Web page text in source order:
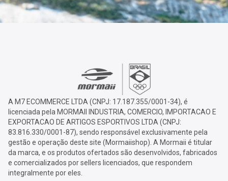
A M7 ECOMMERCE LTDA (CNPJ: 17.187.355/0001-34), é
licenciada pela MORMAII INDUSTRIA, COMERCIO, IMPORTACAO E
EXPORTACAO DE ARTIGOS ESPORTIVOS LTDA (CNPJ:
83.816.330/0001-87), sendo responsável exclusivamente pela
gestão e operação deste site (Mormaiishop). A Mormaii é titular
da marca, e os produtos ofertados são desenvolvidos, fabricados
e comercializados por sellers licenciados, que respondem
integralmente por eles.